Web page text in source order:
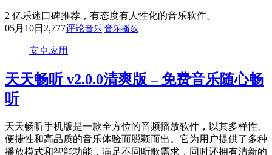
2 亿乐迷口碑推荐，有态度有人性化的音乐软件。
05月10日 2,777评论音乐 音乐播放
安卓应用
天天畅听 v2.0.0清爽版 – 免费音乐随心畅
听
天天畅听手机版是一款全方位的音频播放软件，以其多样性、
便捷性和高品质的音乐体验而脱颖而出。它为用户提供了多种
播放模式和智能功能，满足不同听歌需求，同时还拥有清新的